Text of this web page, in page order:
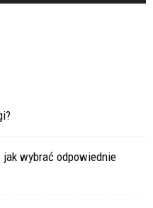
wybrać odpowiednie